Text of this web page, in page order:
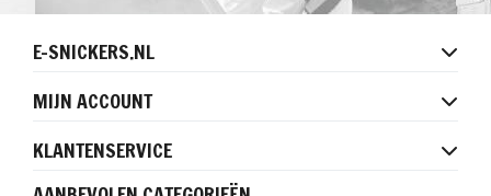
E-SNICKERS.NL
MIJN ACCOUNT
KLANTENSERVICE